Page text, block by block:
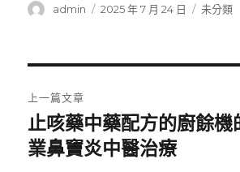
作
admin
發
2025 年 7 月 24 日
分
未分類
章
導
上一篇文章
上
一
止咳藥中藥配方的廚餘機
業鼻竇炎中醫治療